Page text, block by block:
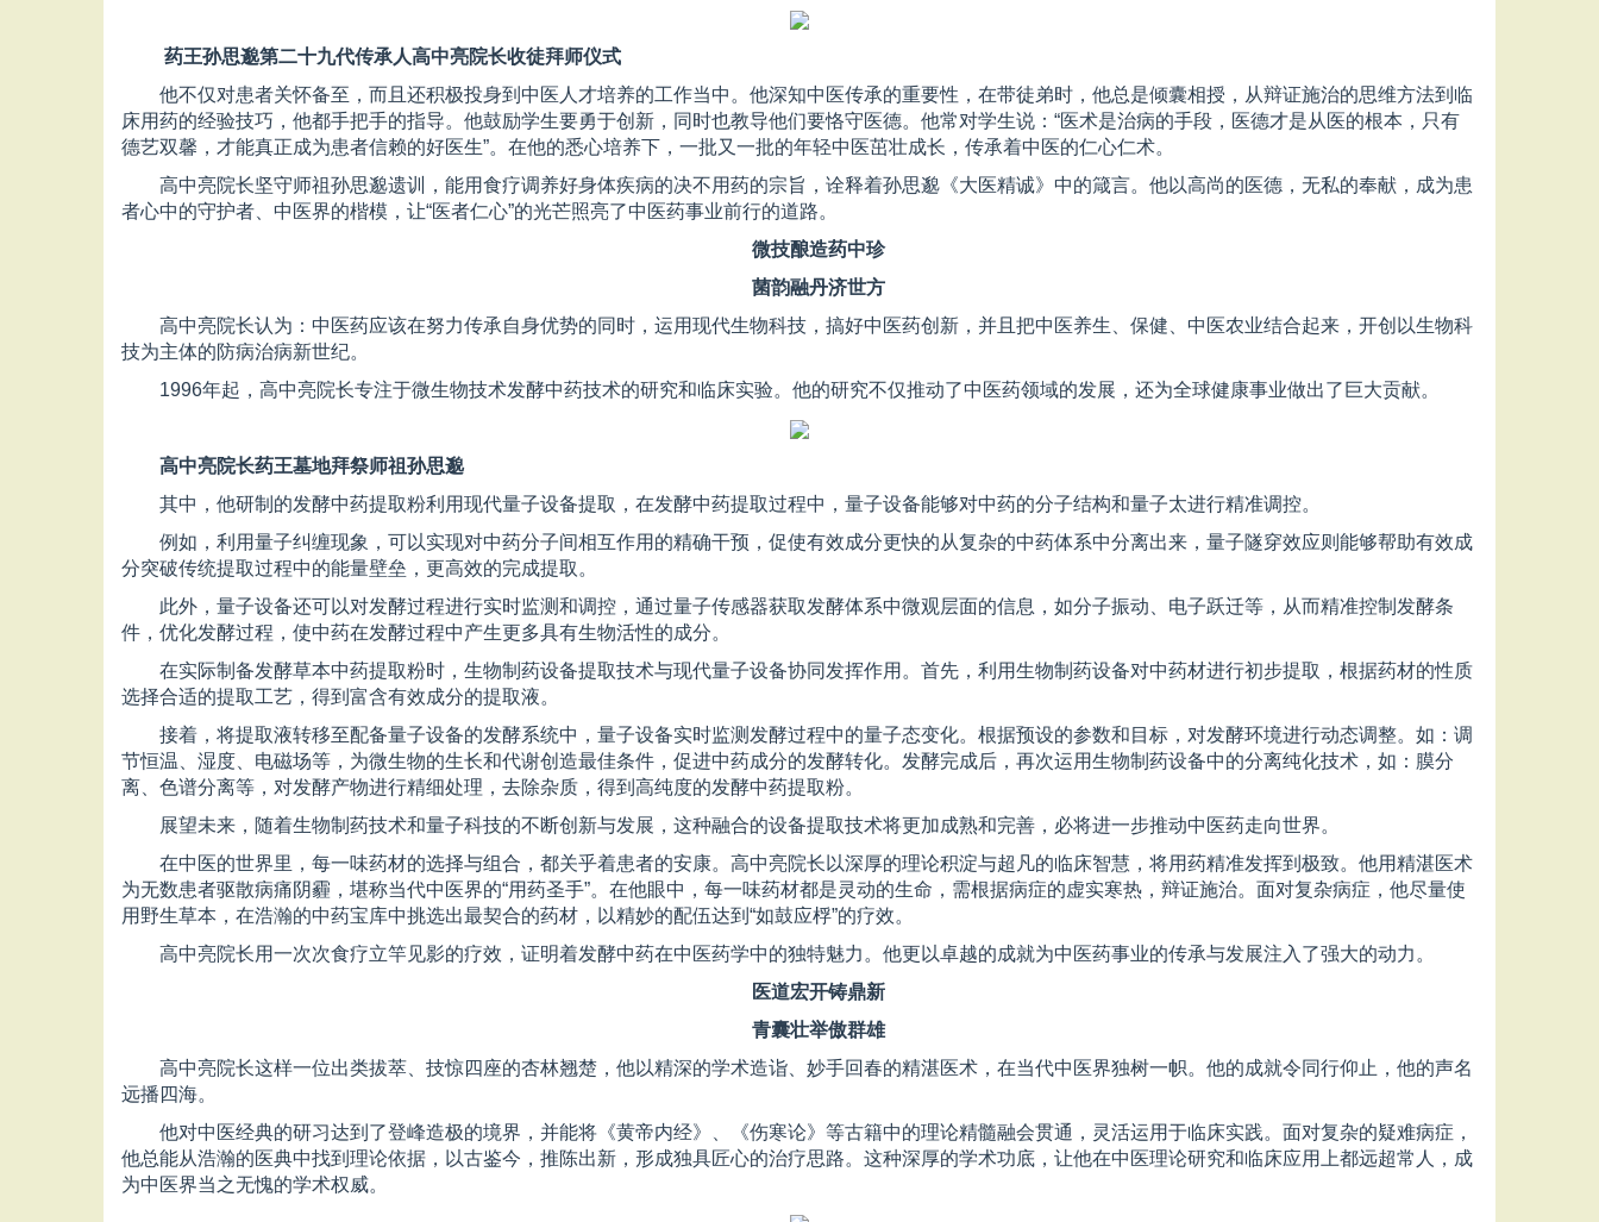
药王孙思邈第二十九代传承人高中亮院长收徒拜师仪式
他不仅对患者关怀备至，而且还积极投身到中医人才培养的工作当中。他深知中医传承的重要性，在带徒弟时，他总是倾囊相授，从辩证施治的思维方法到临
床用药的经验技巧，他都手把手的指导。他鼓励学生要勇于创新，同时也教导他们要恪守医德。他常对学生说：“医术是治病的手段，医德才是从医的根本，只有
德艺双馨，才能真正成为患者信赖的好医生”。在他的悉心培养下，一批又一批的年轻中医茁壮成长，传承着中医的仁心仁术。
高中亮院长坚守师祖孙思邈遗训，能用食疗调养好身体疾病的决不用药的宗旨，诠释着孙思邈《大医精诚》中的箴言。他以高尚的医德，无私的奉献，成为患
者心中的守护者、中医界的楷模，让“医者仁心”的光芒照亮了中医药事业前行的道路。
微技酿造药中珍
菌韵融丹济世方
高中亮院长认为：中医药应该在努力传承自身优势的同时，运用现代生物科技，搞好中医药创新，并且把中医养生、保健、中医农业结合起来，开创以生物科
技为主体的防病治病新世纪。
1996年起，高中亮院长专注于微生物技术发酵中药技术的研究和临床实验。他的研究不仅推动了中医药领域的发展，还为全球健康事业做出了巨大贡献。
高中亮院长药王墓地拜祭师祖孙思邈
其中，他研制的发酵中药提取粉利用现代量子设备提取，在发酵中药提取过程中，量子设备能够对中药的分子结构和量子太进行精准调控。
例如，利用量子纠缠现象，可以实现对中药分子间相互作用的精确干预，促使有效成分更快的从复杂的中药体系中分离出来，量子隧穿效应则能够帮助有效成
分突破传统提取过程中的能量壁垒，更高效的完成提取。
此外，量子设备还可以对发酵过程进行实时监测和调控，通过量子传感器获取发酵体系中微观层面的信息，如分子振动、电子跃迁等，从而精准控制发酵条
件，优化发酵过程，使中药在发酵过程中产生更多具有生物活性的成分。
在实际制备发酵草本中药提取粉时，生物制药设备提取技术与现代量子设备协同发挥作用。首先，利用生物制药设备对中药材进行初步提取，根据药材的性质
选择合适的提取工艺，得到富含有效成分的提取液。
接着，将提取液转移至配备量子设备的发酵系统中，量子设备实时监测发酵过程中的量子态变化。根据预设的参数和目标，对发酵环境进行动态调整。如：调
节恒温、湿度、电磁场等，为微生物的生长和代谢创造最佳条件，促进中药成分的发酵转化。发酵完成后，再次运用生物制药设备中的分离纯化技术，如：膜分
离、色谱分离等，对发酵产物进行精细处理，去除杂质，得到高纯度的发酵中药提取粉。
展望未来，随着生物制药技术和量子科技的不断创新与发展，这种融合的设备提取技术将更加成熟和完善，必将进一步推动中医药走向世界。
在中医的世界里，每一味药材的选择与组合，都关乎着患者的安康。高中亮院长以深厚的理论积淀与超凡的临床智慧，将用药精准发挥到极致。他用精湛医术
为无数患者驱散病痛阴霾，堪称当代中医界的“用药圣手”。在他眼中，每一味药材都是灵动的生命，需根据病症的虚实寒热，辩证施治。面对复杂病症，他尽量使
用野生草本，在浩瀚的中药宝库中挑选出最契合的药材，以精妙的配伍达到“如鼓应桴”的疗效。
高中亮院长用一次次食疗立竿见影的疗效，证明着发酵中药在中医药学中的独特魅力。他更以卓越的成就为中医药事业的传承与发展注入了强大的动力。
医道宏开铸鼎新
青囊壮举傲群雄
高中亮院长这样一位出类拔萃、技惊四座的杏林翘楚，他以精深的学术造诣、妙手回春的精湛医术，在当代中医界独树一帜。他的成就令同行仰止，他的声名
远播四海。
他对中医经典的研习达到了登峰造极的境界，并能将《黄帝内经》、《伤寒论》等古籍中的理论精髓融会贯通，灵活运用于临床实践。面对复杂的疑难病症，
他总能从浩瀚的医典中找到理论依据，以古鉴今，推陈出新，形成独具匠心的治疗思路。这种深厚的学术功底，让他在中医理论研究和临床应用上都远超常人，成
为中医界当之无愧的学术权威。